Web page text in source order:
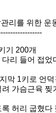
리를 위한 운
기 200개
리 들어 접었
막 1키로 언
가슴근육 찢
허리 굽혔다